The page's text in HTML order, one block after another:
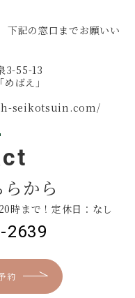
下記の窓口までお願いい
3-55-13
ばえ」
seikotsuin.com/
から
時まで！定休日：なし
2639
約